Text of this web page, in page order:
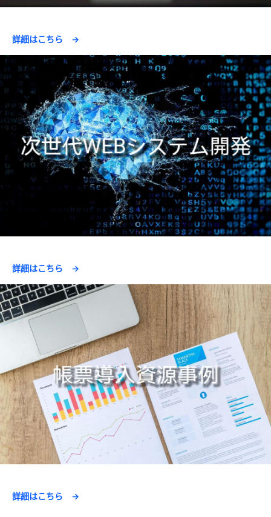
詳細はこちら →
詳細はこちら →
詳細はこちら →